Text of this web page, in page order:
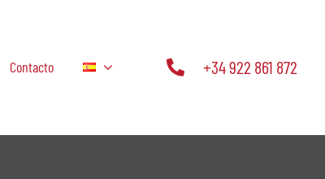
Contacto +34 922 861 872